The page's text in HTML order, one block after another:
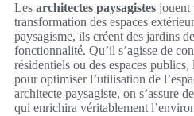
Les architectes paysagistes jouent
transformation des espaces
paysagisme, ils créent des jardins
fonctionnalité. Qu’il s’agisse de
résidentiels ou des espaces
pour optimiser l’utilisation de
architecte paysagiste, on s’assure
qui enrichira véritablement